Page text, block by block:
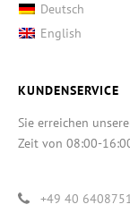
Deutsch
English
KUNDENSERVICE
Sie erreichen
Zeit von 08:00-
+49 40